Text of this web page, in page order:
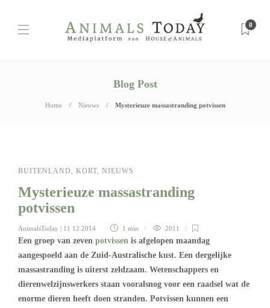
0
Blog Post
Home Nieuws Mysterieuze massastranding potvissen
BUITENLAND, KORT, NIEUWS
Mysterieuze massastranding
potvissen
AnimalsToday | 11 12 2014 1 min 2011
Een groep van zeven potvissen is afgelopen maandag
aangespoeld aan de Zuid-Australische kust. Een dergelijke
massastranding is uiterst zeldzaam. Wetenschappers en
dierenwelzijnswerkers staan vooralsnog voor een raadsel wat de
enorme dieren heeft doen stranden. Potvissen kunnen een